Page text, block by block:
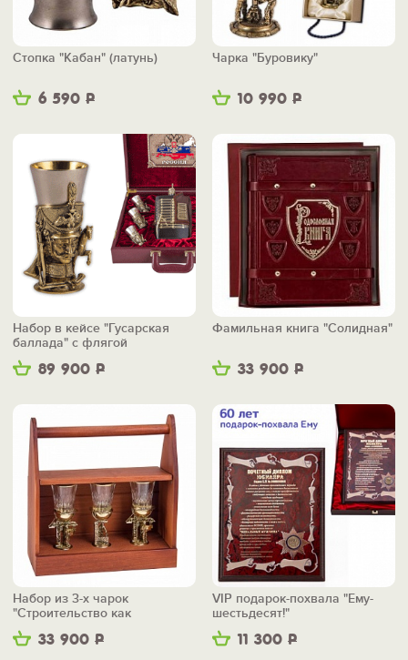
6 590 Р
Стопка "Кабан" (латунь)
10 990 Р
Чарка "Буровику"
89 900 Р
Набор в кейсе "Гусарская
баллада" с флягой
33 900 Р
Фамильная книга "Солидная"
33 900 Р
Набор из 3-х чарок
"Строительство как
искусство" в ящике
11 300 Р
VIP подарок-похвала "Ему-
шестьдесят!"